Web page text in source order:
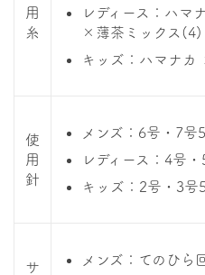
用
糸
レディース：ハマ
×薄茶ミックス(4)
キッズ：ハマナカ
使
用
針
メンズ：6号・7号
レディース：4号
キッズ：2号・3号
サ
メンズ：てのひら